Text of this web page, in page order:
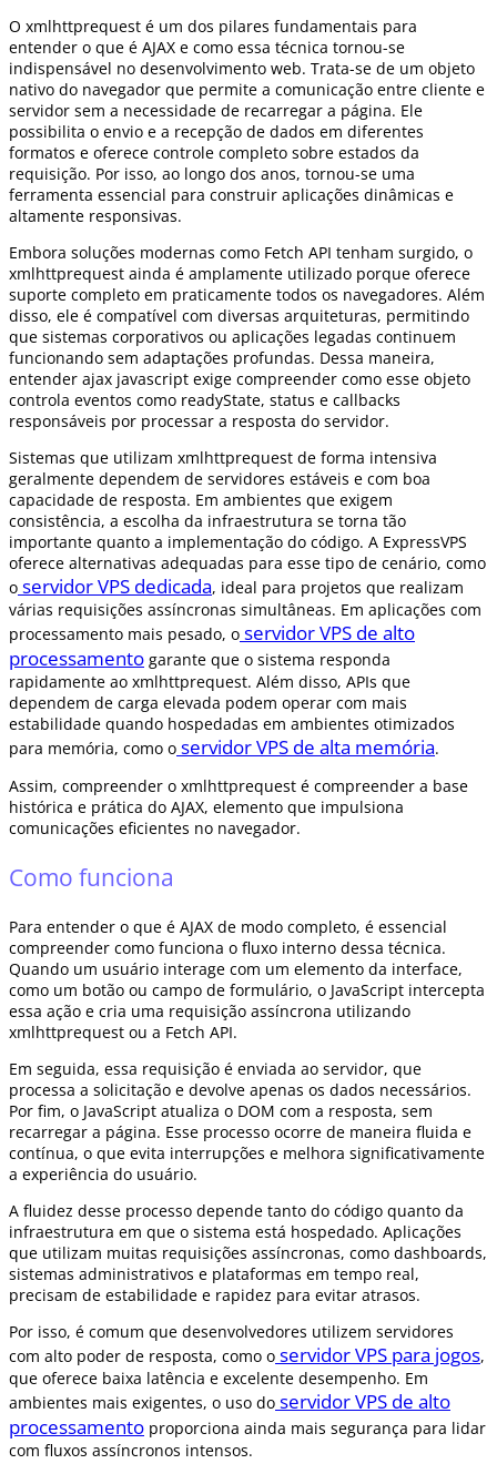
O xmlhttprequest é um dos pilares fundamentais para
entender o que é AJAX e como essa técnica tornou-se
indispensável no desenvolvimento web. Trata-se de um objeto
nativo do navegador que permite a comunicação entre cliente e
servidor sem a necessidade de recarregar a página. Ele
possibilita o envio e a recepção de dados em diferentes
formatos e oferece controle completo sobre estados da
requisição. Por isso, ao longo dos anos, tornou-se uma
ferramenta essencial para construir aplicações dinâmicas e
altamente responsivas.
Embora soluções modernas como Fetch API tenham surgido, o
xmlhttprequest ainda é amplamente utilizado porque oferece
suporte completo em praticamente todos os navegadores. Além
disso, ele é compatível com diversas arquiteturas, permitindo
que sistemas corporativos ou aplicações legadas continuem
funcionando sem adaptações profundas. Dessa maneira,
entender ajax javascript exige compreender como esse objeto
controla eventos como readyState, status e callbacks
responsáveis por processar a resposta do servidor.
Sistemas que utilizam xmlhttprequest de forma intensiva
geralmente dependem de servidores estáveis e com boa
capacidade de resposta. Em ambientes que exigem
consistência, a escolha da infraestrutura se torna tão
importante quanto a implementação do código. A ExpressVPS
oferece alternativas adequadas para esse tipo de cenário, como
o servidor VPS dedicada, ideal para projetos que realizam
várias requisições assíncronas simultâneas. Em aplicações com
processamento mais pesado, o servidor VPS de alto
processamento garante que o sistema responda
rapidamente ao xmlhttprequest. Além disso, APIs que
dependem de carga elevada podem operar com mais
estabilidade quando hospedadas em ambientes otimizados
para memória, como o servidor VPS de alta memória.
Assim, compreender o xmlhttprequest é compreender a base
histórica e prática do AJAX, elemento que impulsiona
comunicações eficientes no navegador.
Como funciona
Para entender o que é AJAX de modo completo, é essencial
compreender como funciona o fluxo interno dessa técnica.
Quando um usuário interage com um elemento da interface,
como um botão ou campo de formulário, o JavaScript intercepta
essa ação e cria uma requisição assíncrona utilizando
xmlhttprequest ou a Fetch API.
Em seguida, essa requisição é enviada ao servidor, que
processa a solicitação e devolve apenas os dados necessários.
Por fim, o JavaScript atualiza o DOM com a resposta, sem
recarregar a página. Esse processo ocorre de maneira fluida e
contínua, o que evita interrupções e melhora significativamente
a experiência do usuário.
A fluidez desse processo depende tanto do código quanto da
infraestrutura em que o sistema está hospedado. Aplicações
que utilizam muitas requisições assíncronas, como dashboards,
sistemas administrativos e plataformas em tempo real,
precisam de estabilidade e rapidez para evitar atrasos.
Por isso, é comum que desenvolvedores utilizem servidores
com alto poder de resposta, como o servidor VPS para jogos,
que oferece baixa latência e excelente desempenho. Em
ambientes mais exigentes, o uso do servidor VPS de alto
processamento proporciona ainda mais segurança para lidar
com fluxos assíncronos intensos.